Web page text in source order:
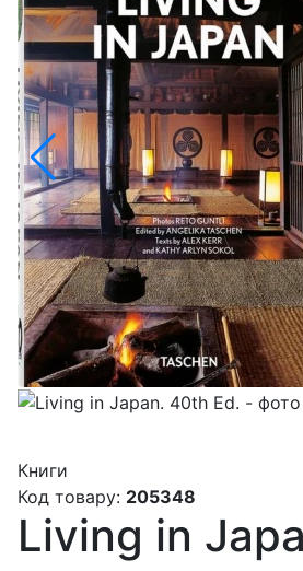
Книги
Код товару: 205348
Living in